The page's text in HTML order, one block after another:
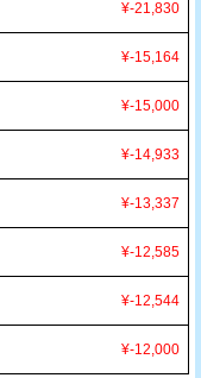
¥-21,830
¥-15,164
¥-15,000
¥-14,933
¥-13,337
¥-12,585
¥-12,544
¥-12,000